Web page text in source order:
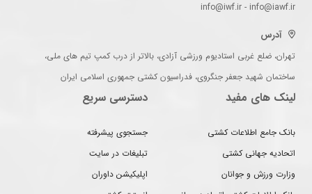
info@iwf.ir - info@iawf.ir
آدرس
تهران، ضلع غربی استادیوم ورزشی آزادی، بالاتر از درب کمپ تیم های ملی،
ساختمان شهید جعفر جنگروی، فدراسیون کشتی جمهوری اسلامی ایران
لینک های مفید
بانک جامع اطلاعات کشتی
اتحادیه جهانی کشتی
وزارت ورزش و جوانان
دسترسی سریع
جستجوی پیشرفته
تبلیغات در سایت
اپلیکیشن داوران